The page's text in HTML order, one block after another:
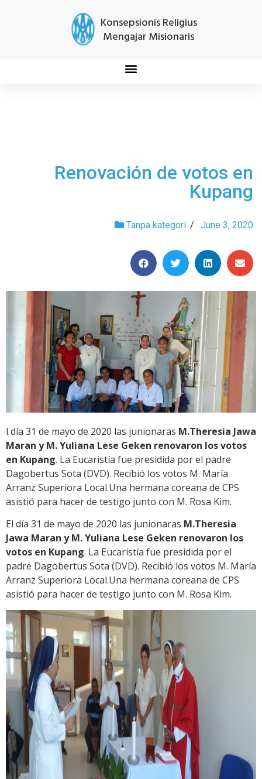
Konsepsionis Religius
Mengajar Misionaris
Renovación de votos en
Kupang
Tanpa kategori / June 3, 2020
l día 31 de mayo de 2020 las junionaras M.Theresia Jawa
Maran y M. Yuliana Lese Geken renovaron los votos
en Kupang. La Eucaristía fue presidida por el padre
Dagobertus Sota (DVD). Recibió los votos M. María
Arranz Superiora Local.Una hermana coreana de CPS
asistió para hacer de testigo junto con M. Rosa Kim.
El día 31 de mayo de 2020 las junionaras M.Theresia
Jawa Maran y M. Yuliana Lese Geken renovaron los
votos en Kupang. La Eucaristía fue presidida por el
padre Dagobertus Sota (DVD). Recibió los votos M. María
Arranz Superiora Local.Una hermana coreana de CPS
asistió para hacer de testigo junto con M. Rosa Kim.